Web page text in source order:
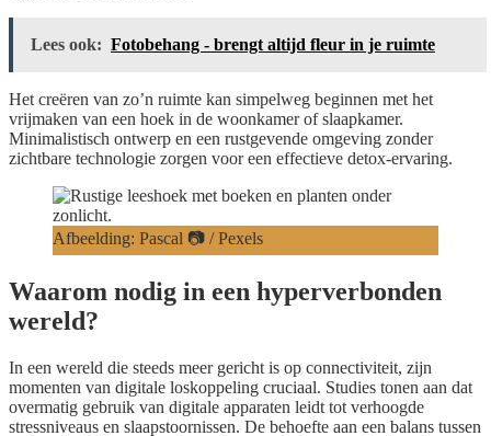
Lees ook: Fotobehang - brengt altijd fleur in je ruimte
Het creëren van zo’n ruimte kan simpelweg beginnen met het
vrijmaken van een hoek in de woonkamer of slaapkamer.
Minimalistisch ontwerp en een rustgevende omgeving zonder
zichtbare technologie zorgen voor een effectieve detox-ervaring.
Afbeelding: Pascal 📷 / Pexels
Waarom nodig in een hyperverbonden
wereld?
In een wereld die steeds meer gericht is op connectiviteit, zijn
momenten van digitale loskoppeling cruciaal. Studies tonen aan dat
overmatig gebruik van digitale apparaten leidt tot verhoogde
stressniveaus en slaapstoornissen. De behoefte aan een balans tussen